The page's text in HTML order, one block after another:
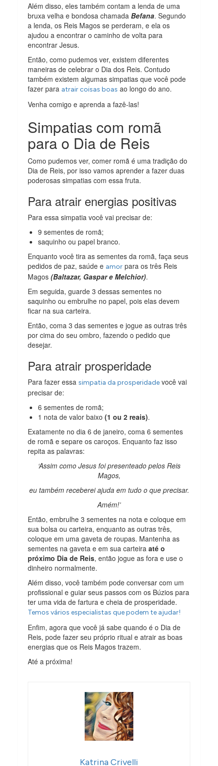
Além disso, eles também contam a lenda de uma
bruxa velha e bondosa chamadaBefana. Segundo
a lenda, os Reis Magos se perderam, e ela os
ajudou a encontrar o caminho de volta para
encontrar Jesus.
Então, como pudemos ver, existem diferentes
maneiras de celebrar o Dia dos Reis. Contudo
também existem algumas simpatias que você pode
fazer para atrair coisas boas ao longo do ano.
Venha comigo e aprenda a fazê-las!
Simpatias com romã
para o Dia de Reis
Como pudemos ver, comer romã é uma tradição do
Dia de Reis, por isso vamos aprender a fazer duas
poderosas simpatias com essa fruta.
Para atrair energias positivas
Para essa simpatia você vai precisar de:
9 sementes de romã;
saquinho ou papel branco.
Enquanto você tira as sementes da romã, faça seus
pedidos de paz, saúde e amor para os três Reis
Magos(Baltazar, Gaspar e Melchior).
Em seguida, guarde 3 dessas sementes no
saquinho ou embrulhe no papel, pois elas devem
ficar na sua carteira.
Então, coma 3 das sementes e jogue as outras três
por cima do seu ombro, fazendo o pedido que
desejar.
Para atrair prosperidade
Para fazer essasimpatia da prosperidade você vai
precisar de:
6 sementes de romã;
1 nota de valor baixo(1 ou 2 reais).
Exatamente no dia 6 de janeiro, coma 6 sementes
de romã e separe os caroços. Enquanto faz isso
repita as palavras:
‘Assim como Jesus foi presenteado pelos Reis
Magos,
eu também receberei ajuda em tudo o que precisar.
Amém!’
Então, embrulhe 3 sementes na nota e coloque em
sua bolsa ou carteira, enquanto as outras três,
coloque em uma gaveta de roupas. Mantenha as
sementes na gaveta e em sua carteiraaté o
próximo Dia de Reis, então jogue as fora e use o
dinheiro normalmente.
Além disso, você também pode conversar com um
profissional e guiar seus passos com os Búzios para
ter uma vida de fartura e cheia de prosperidade.
Temos vários especialistas que podem te ajudar!
Enfim, agora que você já sabe quando é o Dia de
Reis, pode fazer seu próprio ritual e atrair as boas
energias que os Reis Magos trazem.
Até a próxima!
Katrina Crivelli